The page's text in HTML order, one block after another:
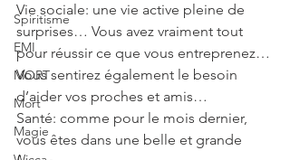
Spiritisme
EMI
MORT
Mort
Magie
Vie sociale: une vie active pleine de
surprises… Vous avez vraiment tout
pour réussir ce que vous entreprenez…
Vous sentirez également le besoin
d’aider vos proches et amis…
Santé: comme pour le mois dernier,
vous êtes dans une belle et grande